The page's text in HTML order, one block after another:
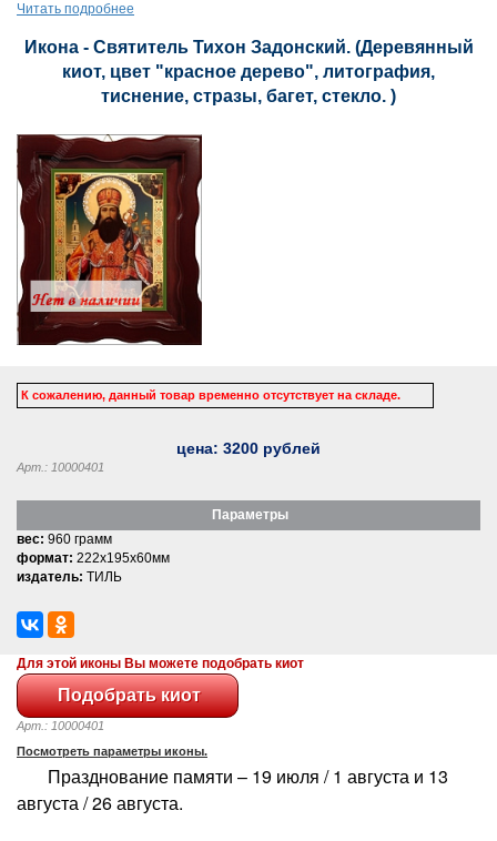
Читать подробнее
Икона - Святитель Тихон Задонский. (Деревянный
киот, цвет "красное дерево", литография,
тиснение, стразы, багет, стекло. )
К сожалению, данный товар временно отсутствует на складе.
цена: 3200 рублей
Арт.: 10000401
Параметры
вес: 960 грамм
формат: 222x195x60мм
издатель: ТИЛЬ
Для этой иконы Вы можете подобрать киот
Арт.: 10000401
Посмотреть параметры иконы.
Празднование памяти – 19 июля / 1 августа и 13
августа / 26 августа.